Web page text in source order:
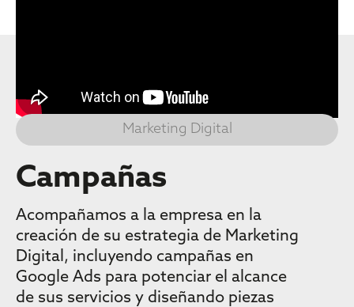
Marketing Digital
Campañas
Acompañamos a la empresa en la
creación de su estrategia de Marketing
Digital, incluyendo campañas en
Google Ads para potenciar el alcance
de sus servicios y diseñando piezas